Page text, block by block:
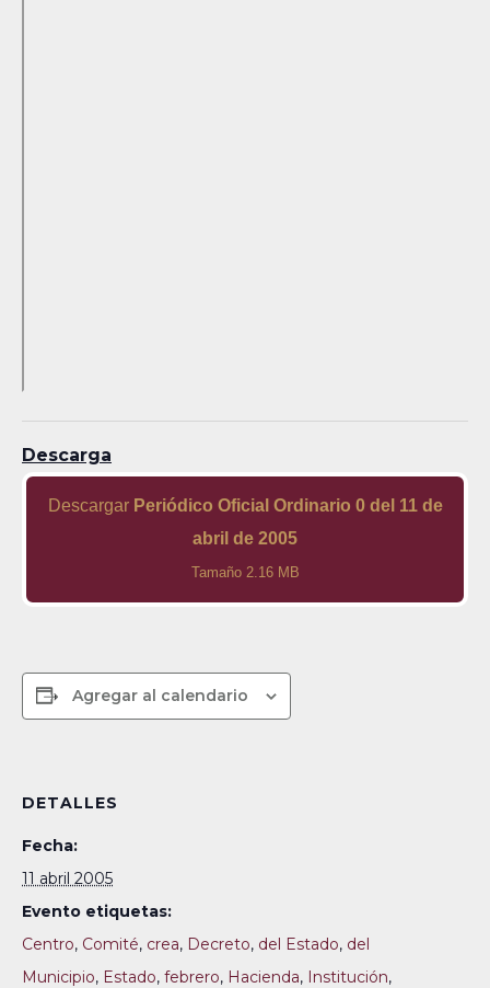
Descarga
Descargar Periódico Oficial Ordinario 0 del 11 de
abril de 2005
Tamaño 2.16 MB
Agregar al calendario
DETALLES
Fecha:
11 abril 2005
Evento etiquetas:
Centro, Comité, crea, Decreto, del Estado, del
Municipio, Estado, febrero, Hacienda, Institución,